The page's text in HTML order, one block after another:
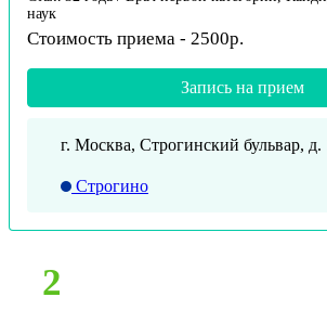
наук
Стоимость приема - 2500р.
Запись на прием
г. Москва, Строгинский бульвар, д.
Строгино
2